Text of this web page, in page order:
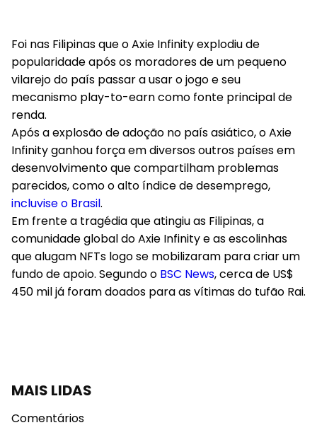
Foi nas Filipinas que o Axie Infinity explodiu de
popularidade após os moradores de um pequeno
vilarejo do país passar a usar o jogo e seu
mecanismo play-to-earn como fonte principal de
renda.
Após a explosão de adoção no país asiático, o Axie
Infinity ganhou força em diversos outros países em
desenvolvimento que compartilham problemas
parecidos, como o alto índice de desemprego,
incluvise o Brasil.
Em frente a tragédia que atingiu as Filipinas, a
comunidade global do Axie Infinity e as escolinhas
que alugam NFTs logo se mobilizaram para criar um
fundo de apoio. Segundo o BSC News, cerca de US$
450 mil já foram doados para as vítimas do tufão Rai.
MAIS LIDAS
Comentários